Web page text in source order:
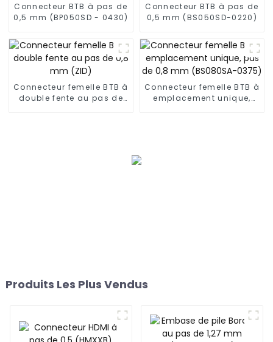
Connecteur BTB à pas de
0,5 mm (BP050SD - 0430)
Connecteur BTB à pas de
0,5 mm (BS050SD-0220)
Connecteur femelle BTB à
double fente au pas de
Connecteur femelle BTB à
emplacement unique,
Produits Les Plus Vendus